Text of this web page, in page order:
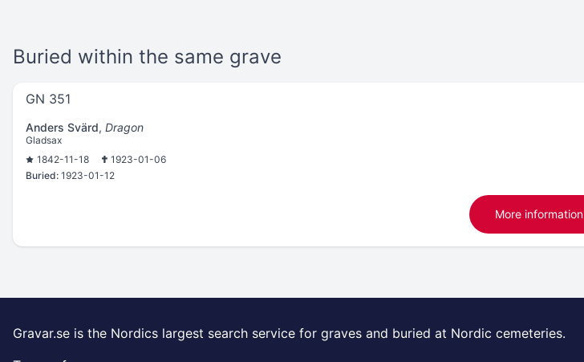
Buried within the same grave
GN 351
Anders Svärd, Dragon
Gladsax
1842-11-18
1923-01-06
Buried: 1923-01-12
More information
Gravar.se is the Nordics largest search service for graves and buried at Nordic cemeteries.